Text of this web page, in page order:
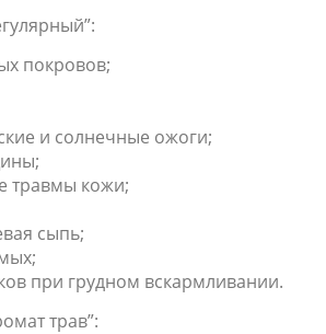
покровов;
и солнечные ожоги;
травмы кожи;
сыпь;
при грудном вскармливании.
трав”: